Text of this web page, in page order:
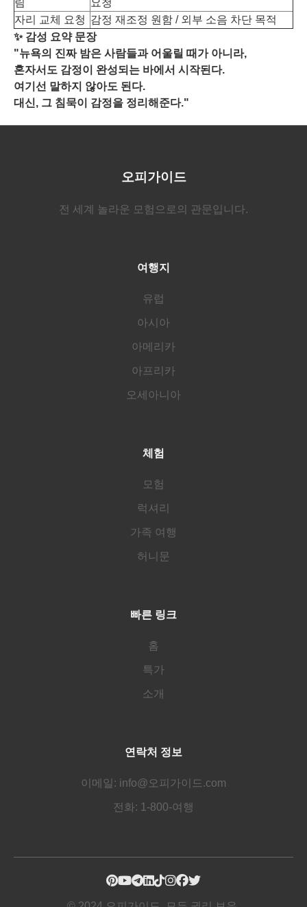
자리 교체 요청 감정 재조정 원함 / 외부 소음 차단 목적
✨ 감성 요약 문장
"뉴욕의 진짜 밤은 사람들과 어울릴 때가 아니라,
혼자서도 감정이 완성되는 바에서 시작된다.
여기선 말하지 않아도 된다.
대신, 그 침묵이 감정을 정리해준다."
오피가이드
전 세계 놀라운 모험으로의 관문입니다.
여행지
유럽
아시아
아메리카
아프리카
오세아니아
체험
모험
럭셔리
가족 여행
허니문
빠른 링크
홈
특가
소개
연락처 정보
이메일: info@오피가이드.com
전화: 1-800-여행